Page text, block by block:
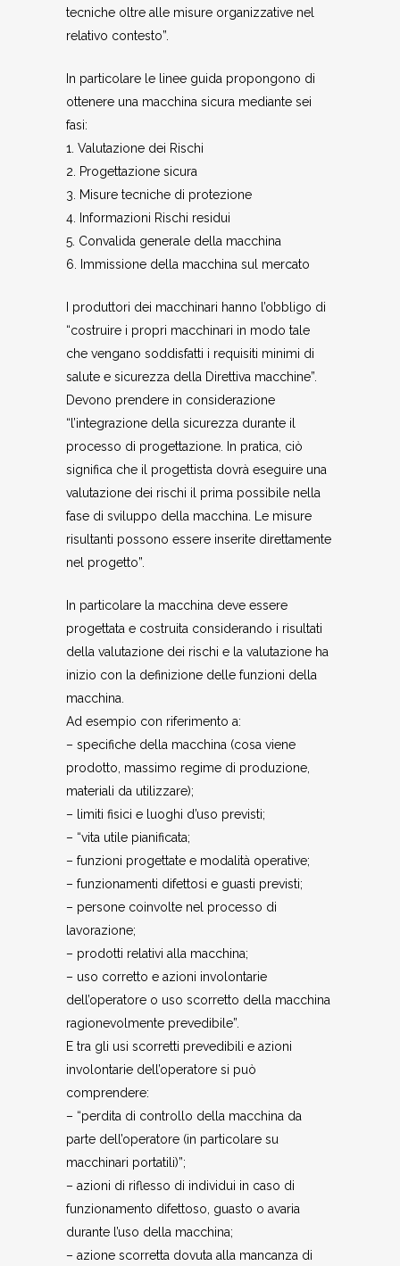
tecniche oltre alle misure organizzative nel
relativo contesto”.
In particolare le linee guida propongono di
ottenere una macchina sicura mediante sei
fasi:
1. Valutazione dei Rischi
2. Progettazione sicura
3. Misure tecniche di protezione
4. Informazioni Rischi residui
5. Convalida generale della macchina
6. Immissione della macchina sul mercato
I produttori dei macchinari hanno l’obbligo di
“costruire i propri macchinari in modo tale
che vengano soddisfatti i requisiti minimi di
salute e sicurezza della Direttiva macchine”.
Devono prendere in considerazione
“l’integrazione della sicurezza durante il
processo di progettazione. In pratica, ciò
significa che il progettista dovrà eseguire una
valutazione dei rischi il prima possibile nella
fase di sviluppo della macchina. Le misure
risultanti possono essere inserite direttamente
nel progetto”.
In particolare la macchina deve essere
progettata e costruita considerando i risultati
della valutazione dei rischi e la valutazione ha
inizio con la definizione delle funzioni della
macchina.
Ad esempio con riferimento a:
– specifiche della macchina (cosa viene
prodotto, massimo regime di produzione,
materiali da utilizzare);
– limiti fisici e luoghi d’uso previsti;
– “vita utile pianificata;
– funzioni progettate e modalità operative;
– funzionamenti difettosi e guasti previsti;
– persone coinvolte nel processo di
lavorazione;
– prodotti relativi alla macchina;
– uso corretto e azioni involontarie
dell’operatore o uso scorretto della macchina
ragionevolmente prevedibile”.
E tra gli usi scorretti prevedibili e azioni
involontarie dell’operatore si può
comprendere:
– “perdita di controllo della macchina da
parte dell’operatore (in particolare su
macchinari portatili)”;
– azioni di riflesso di individui in caso di
funzionamento difettoso, guasto o avaria
durante l’uso della macchina;
– azione scorretta dovuta alla mancanza di